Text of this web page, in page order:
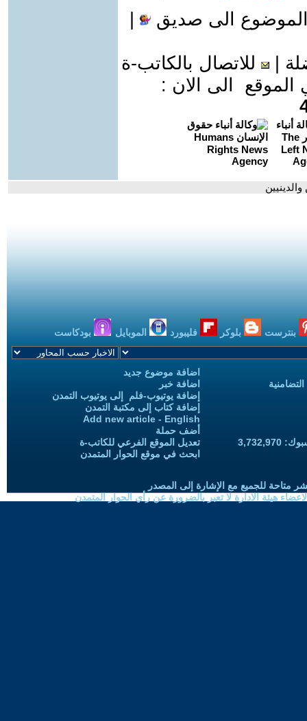
الى صديق
للاتصال بالكاتب-ة
الى الان :
بنترست بلوكر فليبورد الموبايل بودكاست
اضافة موضوع جديد
اضافة خبر
إضافة يوتيوب-فلم إلى يوتيوب التمدن
إضافة كتاب إلى مكتبة التمدن
Add new article - English
أضف حملة
تعديل الموقع الفرعي للكاتب-ة
ابحث في موقع الحوار المتمدن
متاحة للجميع مع الإشارة إلى المصدر
هيئة الادارة لا تعبر بالضرورة عن رأي الحوار المتمدن